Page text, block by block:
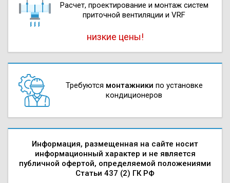
Расчет, проектирова­ние и монтаж систем
приточной вентиляции и VRF
низкие цены!
Требуются монтажники по установке
кондиционеров
Информация, размещенная на сайте носит
информационный характер и не является
публичной офертой, определяемой положениями
Статьи 437 (2) ГК РФ